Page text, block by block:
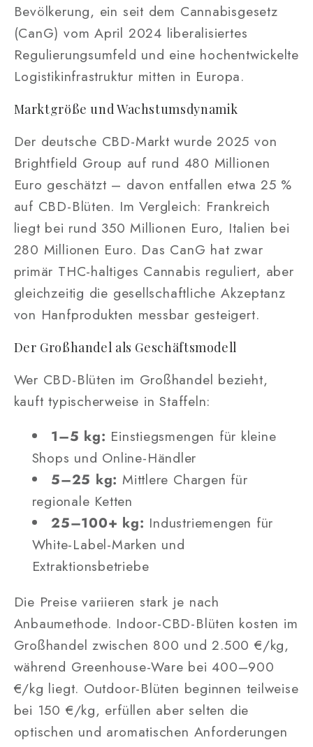
Bevölkerung, ein seit dem Cannabisgesetz
(CanG) vom April 2024 liberalisiertes
Regulierungsumfeld und eine hochentwickelte
Logistikinfrastruktur mitten in Europa.
Marktgröße und Wachstumsdynamik
Der deutsche CBD-Markt wurde 2025 von
Brightfield Group auf rund 480 Millionen
Euro geschätzt – davon entfallen etwa 25 %
auf CBD-Blüten. Im Vergleich: Frankreich
liegt bei rund 350 Millionen Euro, Italien bei
280 Millionen Euro. Das CanG hat zwar
primär THC-haltiges Cannabis reguliert, aber
gleichzeitig die gesellschaftliche Akzeptanz
von Hanfprodukten messbar gesteigert.
Der Großhandel als Geschäftsmodell
Wer CBD-Blüten im Großhandel bezieht,
kauft typischerweise in Staffeln:
1–5 kg: Einstiegsmengen für kleine
Shops und Online-Händler
5–25 kg: Mittlere Chargen für
regionale Ketten
25–100+ kg: Industriemengen für
White-Label-Marken und
Extraktionsbetriebe
Die Preise variieren stark je nach
Anbaumethode. Indoor-CBD-Blüten kosten im
Großhandel zwischen 800 und 2.500 €/kg,
während Greenhouse-Ware bei 400–900
€/kg liegt. Outdoor-Blüten beginnen teilweise
bei 150 €/kg, erfüllen aber selten die
optischen und aromatischen Anforderungen